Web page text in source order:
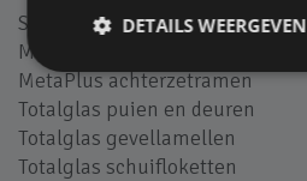
SilentAir geluidsschermen
M-view balkonbeglazing
MetaPlus achterzetramen
Totalglas puien en deuren
Totalglas gevellamellen
Totalglas schuifloketten
DETAILS WEERGEVEN